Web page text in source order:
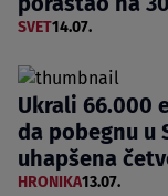
SVET14.07.
Ukrali 66.000
da pobegnu u
uhapšena
HRONIKA13.07.